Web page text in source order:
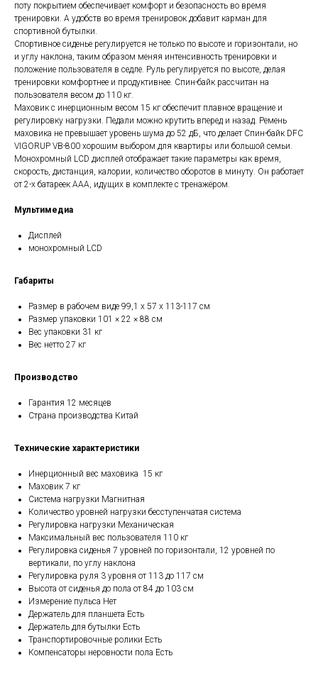
поту покрытием обеспечивает комфорт и безопасность во время
тренировки. А удобств во время тренировок добавит карман для
спортивной бутылки.
Спортивное сиденье регулируется не только по высоте и горизонтали, но
и углу наклона, таким образом меняя интенсивность тренировки и
положение пользователя в седле. Руль регулируется по высоте, делая
тренировки комфортнее и продуктивнее. Спин-байк рассчитан на
пользователя весом до 110 кг.
Маховик с инерционным весом 15 кг обеспечит плавное вращение и
регулировку нагрузки. Педали можно крутить вперед и назад. Ремень
маховика не превышает уровень шума до 52 дБ, что делает Спин-байк DFC
VIGORUP VB-800 хорошим выбором для квартиры или большой семьи.
Монохромный LCD дисплей отображает такие параметры как время,
скорость, дистанция, калории, количество оборотов в минуту. Он работает
от 2-х батареек ААА, идущих в комплекте с тренажёром.
Мультимедиа
Дисплей
монохромный LCD
Габариты
Размер в рабочем виде 99,1 х 57 х 113-117 см
Размер упаковки 101 × 22 × 88 см
Вес упаковки 31 кг
Вес нетто 27 кг
Производство
Гарантия 12 месяцев
Страна производства Китай
Технические характеристики
Инерционный вес маховика 15 кг
Маховик 7 кг
Система нагрузки Магнитная
Количество уровней нагрузки бесступенчатая система
Регулировка нагрузки Механическая
Максимальный вес пользователя 110 кг
Регулировка сиденья 7 уровней по горизонтали, 12 уровней по
вертикали, по углу наклона
Регулировка руля 3 уровня от 113 до 117 см
Высота от сиденья до пола от 84 до 103 см
Измерение пульса Нет
Держатель для планшета Есть
Держатель для бутылки Есть
Транспортировочные ролики Есть
Компенсаторы неровности пола Есть